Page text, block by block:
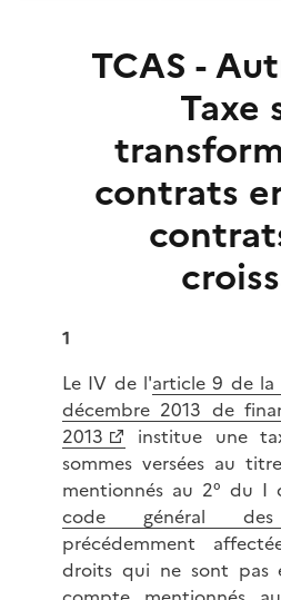
TCAS -
Taxe
contrats
1
Le IV de l'article 9 de la
décembre 2013 de
2013
institue une
sommes versées au
mentionnés au 2° du I
code général
précédemment
droits qui ne sont pas